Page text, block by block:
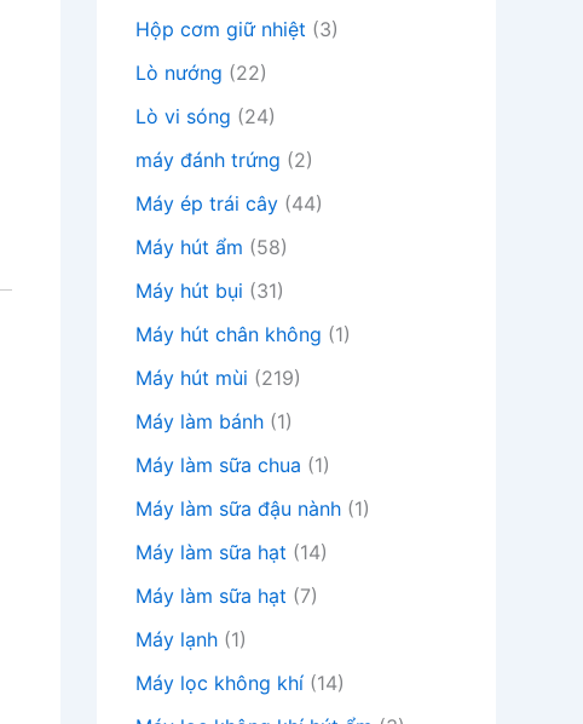
Hộp cơm giữ nhiệt (3)
Lò nướng (22)
Lò vi sóng (24)
máy đánh trứng (2)
Máy ép trái cây (44)
Máy hút ẩm (58)
Máy hút bụi (31)
Máy hút chân không (1)
Máy hút mùi (219)
Máy làm bánh (1)
Máy làm sữa chua (1)
Máy làm sữa đậu nành (1)
Máy làm sữa hạt (14)
Máy làm sữa hạt (7)
Máy lạnh (1)
Máy lọc không khí (14)